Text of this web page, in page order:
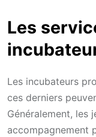
Les
Les incubateurs
ces derniers
Généralement, les
accompagnement